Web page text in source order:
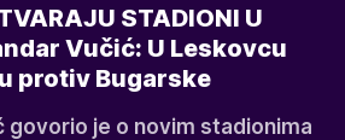
STADIONI U
Vučić: U Leskovcu
protiv Bugarske
govorio je o novim stadionima